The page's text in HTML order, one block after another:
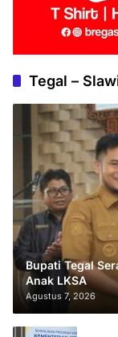
Tegal –
Bupati Tegal
Anak LKSA
Agustus 7, 2026